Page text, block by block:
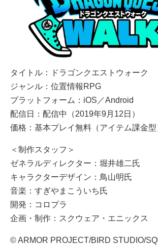
タイトル：ドラゴンクエストウォーク
ジャンル：位置情報RPG
プラットフォーム：iOS／Android
配信日：配信中（2019年9月12日）
価格：基本プレイ無料（アイテム課金型
＜制作スタッフ＞
ゼネラルディレクター：堀井雄二氏
キャラクターデザイン：鳥山明氏
音楽：すぎやまこういち氏
開発：コロプラ
企画・制作：スクウェア・エニックス
© ARMOR PROJECT/BIRD STUDIO/